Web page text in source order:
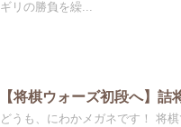
ギリの勝負を繰...
【将棋ウォーズ初段へ】
どうも、にわかメガネです！ 将